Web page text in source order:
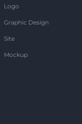
Logo
Graphic Design
Site
Mockup